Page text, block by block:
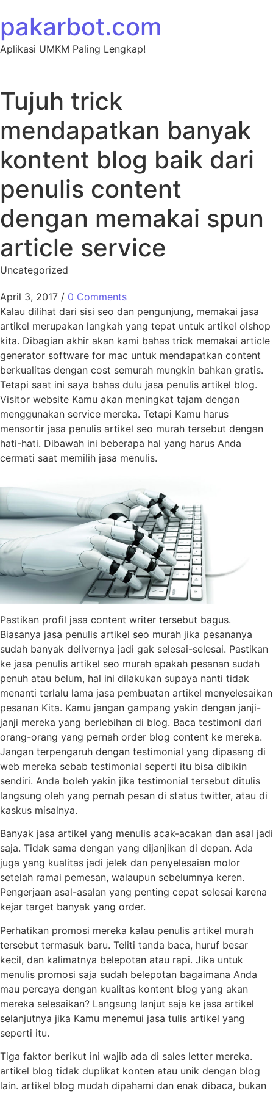
pakarbot.com
Aplikasi UMKM Paling Lengkap!
Tujuh trick
mendapatkan banyak
kontent blog baik dari
penulis content
dengan memakai spun
article service
Uncategorized
April 3, 2017 / 0 Comments
Kalau dilihat dari sisi seo dan pengunjung, memakai jasa
artikel merupakan langkah yang tepat untuk artikel olshop
kita. Dibagian akhir akan kami bahas trick memakai article
generator software for mac untuk mendapatkan content
berkualitas dengan cost semurah mungkin bahkan gratis.
Tetapi saat ini saya bahas dulu jasa penulis artikel blog.
Visitor website Kamu akan meningkat tajam dengan
menggunakan service mereka. Tetapi Kamu harus
mensortir jasa penulis artikel seo murah tersebut dengan
hati-hati. Dibawah ini beberapa hal yang harus Anda
cermati saat memilih jasa menulis.
Pastikan profil jasa content writer tersebut bagus.
Biasanya jasa penulis artikel seo murah jika pesananya
sudah banyak delivernya jadi gak selesai-selesai. Pastikan
ke jasa penulis artikel seo murah apakah pesanan sudah
penuh atau belum, hal ini dilakukan supaya nanti tidak
menanti terlalu lama jasa pembuatan artikel menyelesaikan
pesanan Kita. Kamu jangan gampang yakin dengan janji-
janji mereka yang berlebihan di blog. Baca testimoni dari
orang-orang yang pernah order blog content ke mereka.
Jangan terpengaruh dengan testimonial yang dipasang di
web mereka sebab testimonial seperti itu bisa dibikin
sendiri. Anda boleh yakin jika testimonial tersebut ditulis
langsung oleh yang pernah pesan di status twitter, atau di
kaskus misalnya.
Banyak jasa artikel yang menulis acak-acakan dan asal jadi
saja. Tidak sama dengan yang dijanjikan di depan. Ada
juga yang kualitas jadi jelek dan penyelesaian molor
setelah ramai pemesan, walaupun sebelumnya keren.
Pengerjaan asal-asalan yang penting cepat selesai karena
kejar target banyak yang order.
Perhatikan promosi mereka kalau penulis artikel murah
tersebut termasuk baru. Teliti tanda baca, huruf besar
kecil, dan kalimatnya belepotan atau rapi. Jika untuk
menulis promosi saja sudah belepotan bagaimana Anda
mau percaya dengan kualitas kontent blog yang akan
mereka selesaikan? Langsung lanjut saja ke jasa artikel
selanjutnya jika Kamu menemui jasa tulis artikel yang
seperti itu.
Tiga faktor berikut ini wajib ada di sales letter mereka.
artikel blog tidak duplikat konten atau unik dengan blog
lain. artikel blog mudah dipahami dan enak dibaca, bukan